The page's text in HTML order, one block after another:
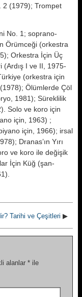
2 (1979); Trompet
No. 1; soprano-
Örümceği (orkestra
Orkestra İçin Üç
(Ardış I ve II, 1975-
(orkestra için
Ölümlerde Çöl
1981); Süreklilik
Solo ve koro için
için, 1963) ;
için, 1966); irsal
Dranas’ın Yırı
ve koro ile değişik
İçin Küğ (şan-
Tarihi ve Çeşitleri ▶
alanlar * ile